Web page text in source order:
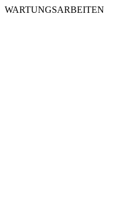
WARTUNGSARBEITEN